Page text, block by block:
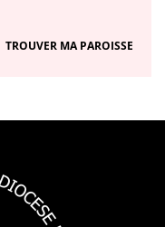
TROUVER MA PAROISSE